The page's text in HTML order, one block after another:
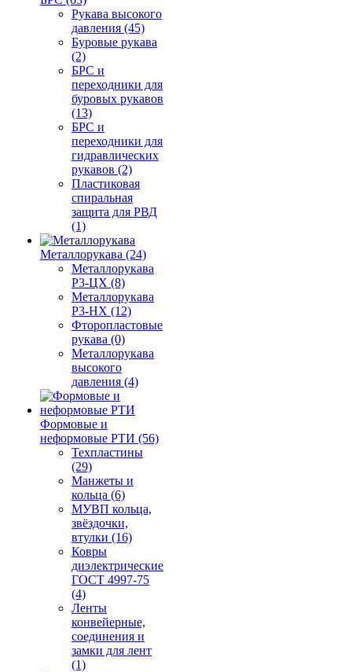
Рукава высокого
давления (45)
Буровые рукава
(2)
БРС и
переходники для
буровых рукавов
(13)
БРС и
переходники для
гидравлических
рукавов (2)
Пластиковая
спиральная
защита для РВД
(1)
Металлорукава (24)
Металлорукава
Р3-ЦХ (8)
Металлорукава
Р3-НХ (12)
Фторопластовые
рукава (0)
Металлорукава
высокого
давления (4)
Формовые и
неформовые РТИ (56)
Техпластины
(29)
Манжеты и
кольца (6)
МУВП кольца,
звёздочки,
втулки (16)
Ковры
диэлектрические
ГОСТ 4997-75
(4)
Ленты
конвейерные,
соединения и
замки для лент
(1)